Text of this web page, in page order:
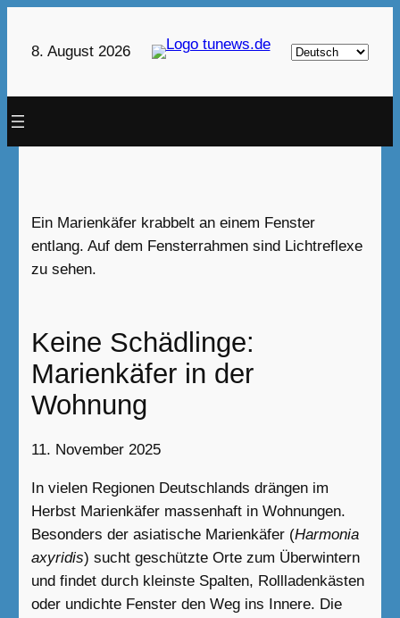
8. August 2026
Sprache
Ein Marienkäfer krabbelt an einem Fenster
entlang. Auf dem Fensterrahmen sind Lichtreflexe
zu sehen.
Keine Schädlinge:
Marienkäfer in der
Wohnung
11. November 2025
In vielen Regionen Deutschlands drängen im
Herbst Marienkäfer massenhaft in Wohnungen.
Besonders der asiatische Marienkäfer (Harmonia
axyridis) sucht geschützte Orte zum Überwintern
und findet durch kleinste Spalten, Rollladenkästen
oder undichte Fenster den Weg ins Innere. Die